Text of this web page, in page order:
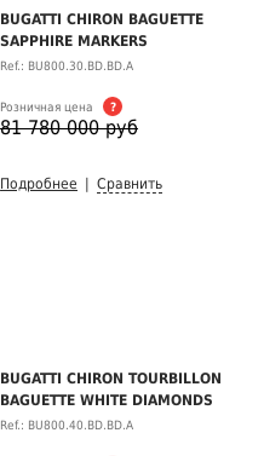
BUGATTI CHIRON BAGUETTE
SAPPHIRE MARKERS
Ref.: BU800.30.BD.BD.A
Розничная цена ?
81 780 000 руб
Подробнее Сравнить
BUGATTI CHIRON TOURBILLON
BAGUETTE WHITE DIAMONDS
Ref.: BU800.40.BD.BD.A